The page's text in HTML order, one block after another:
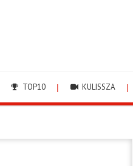
TOP10 KULISSZA